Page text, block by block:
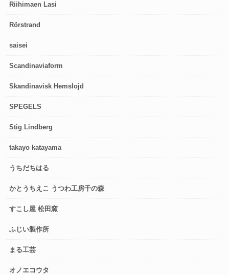
Riihimaen Lasi
Rörstrand
saisei
Scandinaviaform
Skandinavisk Hemslojd
SPEGELS
Stig Lindberg
takayo katayama
うちだちはる
かとうちえこ うつわ工房千の森
すこし屋 松田窯
ふじい製作所
まる工芸
オノエコウタ